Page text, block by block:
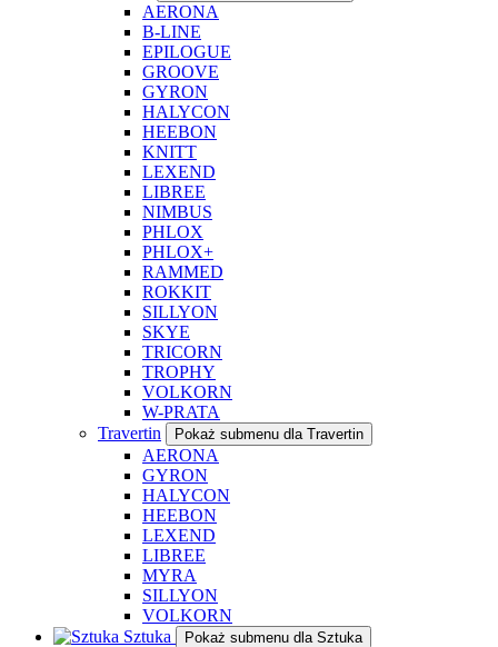
AERONA
B-LINE
EPILOGUE
GROOVE
GYRON
HALYCON
HEEBON
KNITT
LEXEND
LIBREE
NIMBUS
PHLOX
PHLOX+
RAMMED
ROKKIT
SILLYON
SKYE
TRICORN
TROPHY
VOLKORN
W-PRATA
Travertin
Pokaż submenu dla Travertin
AERONA
GYRON
HALYCON
HEEBON
LEXEND
LIBREE
MYRA
SILLYON
VOLKORN
Sztuka
Pokaż submenu dla Sztuka